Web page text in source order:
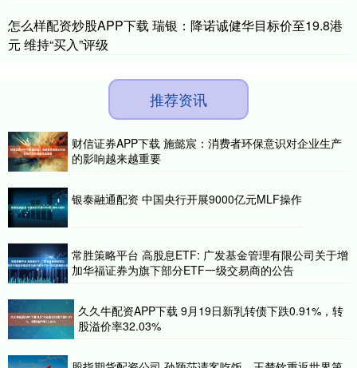
怎么样配资炒股APP下载 瑞银：降诺诚健华目标价至19.8港
元 维持“买入”评级
推荐资讯
财信证券APP下载 施懿宸：消费者环保意识对企业生产
的影响越来越重要
银泰融通配资 中国央行开展9000亿元MLF操作
常胜策略平台 高股息ETF: 广发基金管理有限公司关于增
加华福证券为旗下部分ETF一级交易商的公告
久久牛配资APP下载 9月19日新乳转债下跌0.91%，转
股溢价率32.03%